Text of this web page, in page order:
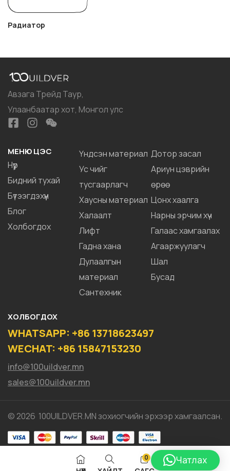
Радиатор
Авзага Трейд Таур,
Улаанбаатар хот, Монгол улс
МЕНЮ ЦЭС
Нүүр
Бидний тухай
Бүтээгдэхүүн
Блог
Холбогдох
Үндсэн материал
Ус чийг
тусгаарлагч
Хаусны материал
Халаалт
Лифт
Гадна хана
Дулаалгын
материал
Сантехник
Дотор засал
Ариун цэврийн
өрөө
Цонх хаалга
Нарны эрчим хүч
Галаас хамгаалах
Агааржуулагч
Шал
Бусад
ХОЛБОГДОХ
WHATSAPP: +86 13718623497
WECHAT: +86 15847153230
info@100uildver.mn
sales@100uildver.mn
© 2026 100UILDVER.MN зохиогчийн эрхээр хамгаалсан.
0 Чатлах